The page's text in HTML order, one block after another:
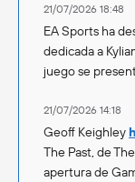
21/07/2026 18:48
EA Sports ha
dedicada a
juego se
21/07/2026 14:18
Geoff Keighley
The Past, de
apertura de